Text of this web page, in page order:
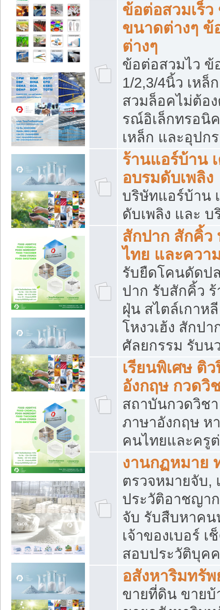
ข้อต่อสวมเร็
ขนาดต่างๆ ข้
ต่างๆ
ข้อต่อสวมไว ข้
1/2,3/4นิ้ว เหล็
สวมล็อคไม่ต้อ
รณ์อิเล็กทรอนิ
เหล็ก และอุปก
ร้านแอร์บ้าน
อบรมดับเพลิง
บริษัทแอร์บ้าน
ดับเพลิง และ
สักปาก สักคิ้
ไทย และควา
รับยืดโคนดัดป
ปาก รับสักคิ้ว
ฝุ่น สไตล์เกาห
โหงวเฮ้ง สักป
ศัลยกรรม รับน
เรียนพิเศษ ติ
อังกฤษ กวดวิ
สถาบันกวดวิช
ภาษาอังกฤษ ห
คนไทยและครู
งานกฏหมาย
ตรวจหมายจับ,
ประวัติอาชญา
จับ รับสืบหาคน
เจ้าของเบอร์
สอบประวัติบุค
อสังหาริมทรัพ
ขายที่ดิน ขายบ้